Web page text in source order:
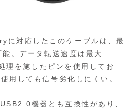
対応したこのケーブルは、最
。データ転送速度は最大
を施したピンを使用してお
用しても信号劣化しにくい。
機器とも互換性があり、